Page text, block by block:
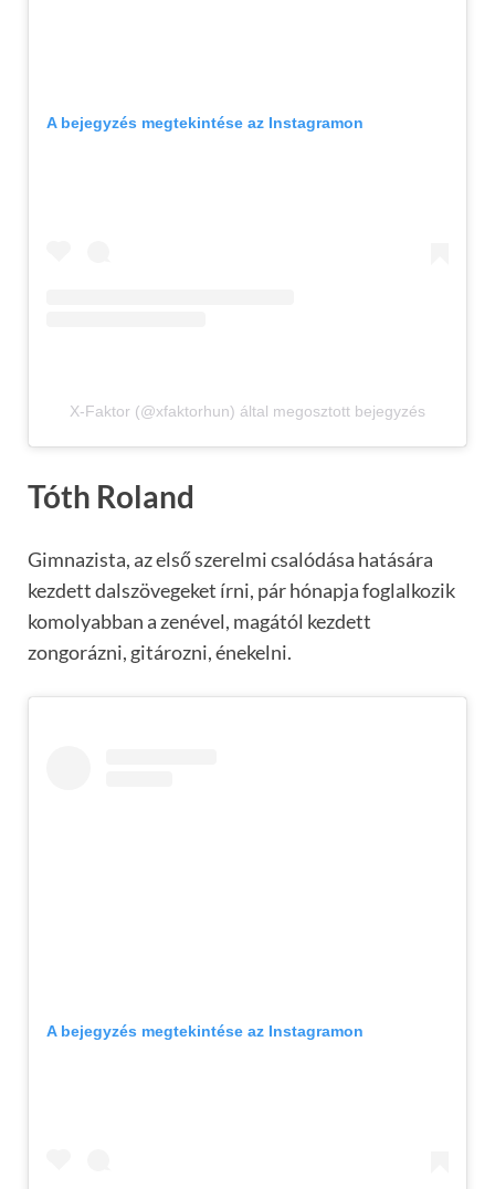
A bejegyzés megtekintése az Instagramon
X-Faktor (@xfaktorhun) által megosztott bejegyzés
Tóth Roland
Gimnazista, az első szerelmi csalódása hatására
kezdett dalszövegeket írni, pár hónapja foglalkozik
komolyabban a zenével, magától kezdett
zongorázni, gitározni, énekelni.
A bejegyzés megtekintése az Instagramon